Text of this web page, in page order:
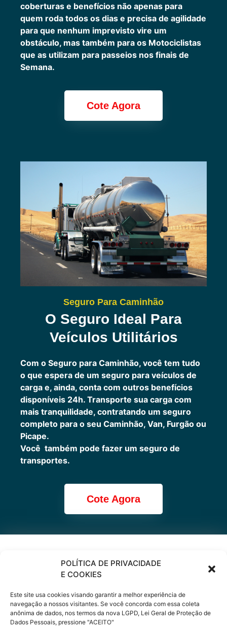
POLÍTICA DE PRIVACIDADE
E COOKIES
Este site usa cookies visando garantir a melhor experiência de
navegação a nossos visitantes. Se você concorda com essa coleta
anônima de dados, nos termos da nova LGPD, Lei Geral de Proteção de
Dados Pessoais, pressione "ACEITO"
coberturas e benefícios não apenas para
quem roda todos os dias e precisa de agilidade
para que nenhum imprevisto vire um
obstáculo, mas também para os Motociclistas
que as utilizam para passeios nos finais de
Semana.
Cote Agora
Seguro Para Caminhão
O Seguro Ideal Para
Veículos Utilitários
Com o Seguro para Caminhão, você tem tudo
o que espera de um seguro para veículos de
carga e, ainda, conta com outros benefícios
disponíveis 24h. Transporte sua carga com
mais tranquilidade, contratando um seguro
completo para o seu Caminhão, Van, Furgão ou
Picape.
Você também pode fazer um seguro de
transportes.
Cote Agora
Cote online ou
peça via
WhatsApp